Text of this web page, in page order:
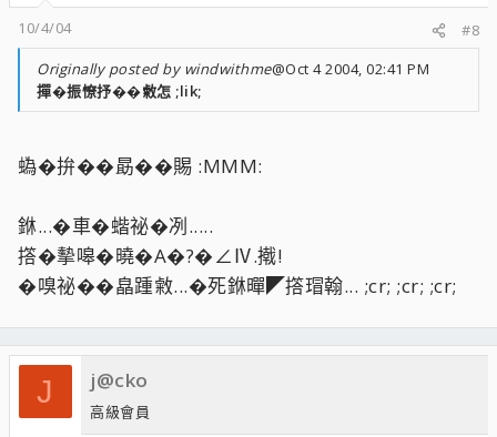
10/4/04
#8
Originally posted by windwithme@Oct 4 2004, 02:41 PM
撣�振憭抒��敹怎 ;lik;
蟡�拚��勗��賜 :MMM:
銝...�車�蝔祕�冽.....
撘�摰嗥�曉�A�?�∠Ⅳ.撠!
�嗅祕��皛踵敹...�死銝暺◤撘瑁翰... ;cr; ;cr; ;cr;
J j@cko
高級會員